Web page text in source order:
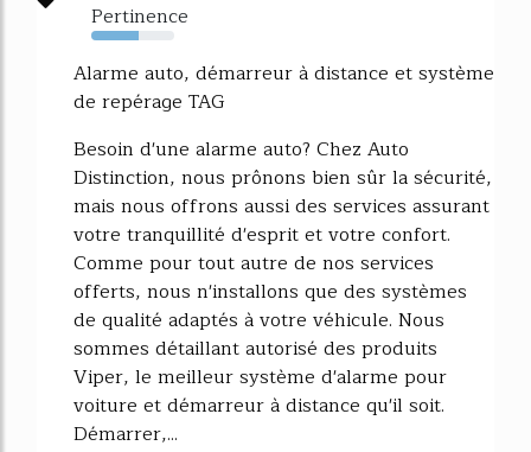
Pertinence
57%
Alarme auto, démarreur à distance et système
de repérage TAG
Besoin d'une alarme auto­­? Chez Auto
Distinction, nous prônons bien sûr la sécurité,
mais nous offrons aussi des services assurant
votre tranquillité d'esprit et votre confort.
Comme pour tout autre de nos services
offerts, nous n'installons que des systèmes
de qualité adaptés à votre véhicule. Nous
sommes détaillant autorisé des produits
Viper, le meilleur système d'alarme pour
voiture et démarreur à distance qu'il soit.
Démarrer,...